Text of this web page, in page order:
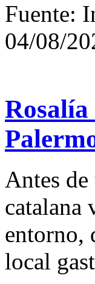
Fuente:
04/08/
Antes
catalana
entorno,
local